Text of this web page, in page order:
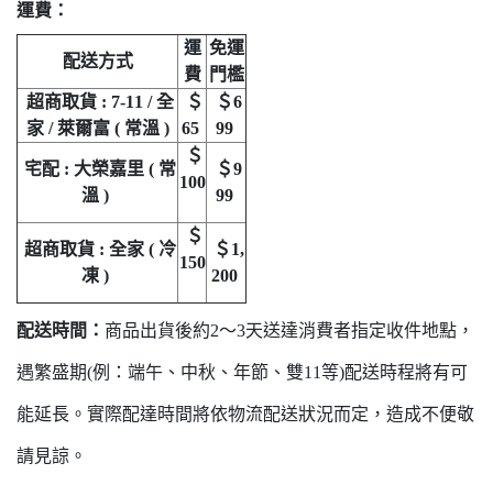
運費：
配送方式
運
費
免運
門檻
超商取貨 : 7-11 / 全
家 / 萊爾富 ( 常溫 )
＄
65
＄6
99
宅配 : 大榮嘉里 ( 常
溫 )
＄
100
＄9
99
超商取貨 : 全家 ( 冷
凍 )
＄
150
＄1,
200
配送時間： 商品出貨後約2～3天送達消費者指定收件地點，
遇繁盛期(例：端午、中秋、年節、雙11等)配送時程將有可
能延長。實際配達時間將依物流配送狀況而定，造成不便敬
請見諒。